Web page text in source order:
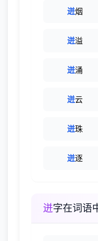
迸烟
迸溢
迸涌
迸云
迸珠
迸逐
迸字在词语